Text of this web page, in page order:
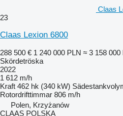
Claas
23
Claas Lexion 6800
288 500 € 1 240 000 PLN ≈ 3 158 000
Skördetröska
2022
1 612 m/h
Kraft 462 hk (340 kW)
Rotordrifttimmar 806 m/h
Polen, Krzyżanów
CLAAS POLSKA